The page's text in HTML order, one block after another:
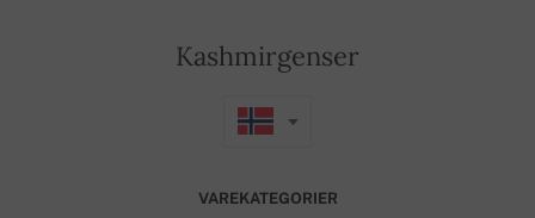
Kashmirgenser
VAREKATEGORIER